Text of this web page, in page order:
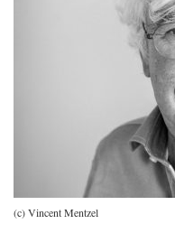
(c) Vincent Mentzel